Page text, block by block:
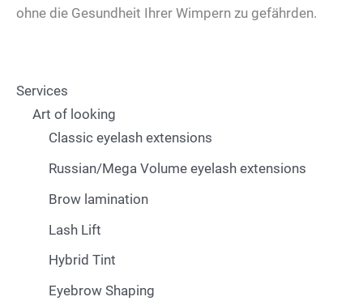
ohne die Gesundheit Ihrer Wimpern zu gefährden.
Services
Art of looking
Classic eyelash extensions
Russian/Mega Volume eyelash extensions
Brow lamination
Lash Lift
Hybrid Tint
Eyebrow Shaping